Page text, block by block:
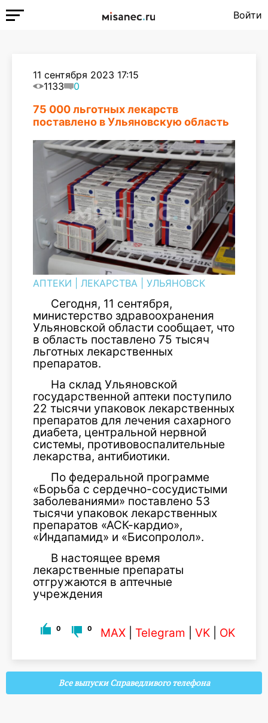
Войти
11 сентября 2023 17:15
1133
0
75 000 льготных лекарств
поставлено в Ульяновскую область
АПТЕКИ ЛЕКАРСТВА УЛЬЯНОВСК
Сегодня, 11 сентября,
министерство здравоохранения
Ульяновской области сообщает, что
в область поставлено 75 тысяч
льготных лекарственных
препаратов.
На склад Ульяновской
государственной аптеки поступило
22 тысячи упаковок лекарственных
препаратов для лечения сахарного
диабета, центральной нервной
системы, противовоспалительные
лекарства, антибиотики.
По федеральной программе
«Борьба с сердечно-сосудистыми
заболеваниями» поставлено 53
тысячи упаковок лекарственных
препаратов «АСК-кардио»,
«Индапамид» и «Бисопролол».
В настоящее время
лекарственные препараты
отгружаются в аптечные
учреждения
0 0 MAX Telegram VK OK
Все выпуски Справедливого телефона